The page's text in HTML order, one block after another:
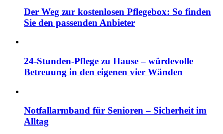
Der Weg zur kostenlosen Pflegebox: So finden
Sie den passenden Anbieter
24-Stunden-Pflege zu Hause – würdevolle
Betreuung in den eigenen vier Wänden
Notfallarmband für Senioren – Sicherheit im
Alltag